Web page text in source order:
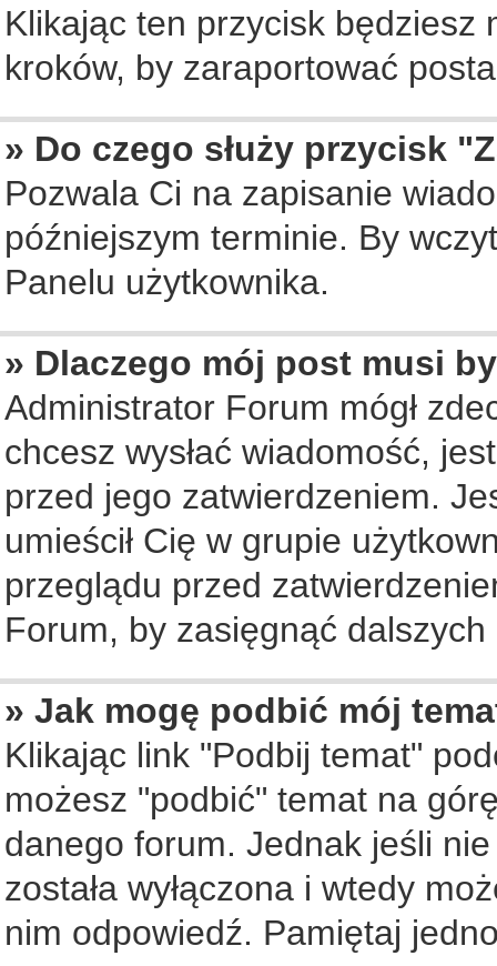
Klikając ten przycisk będziesz
kroków, by zaraportować
» Do czego służy przycisk
Pozwala Ci na zapisanie
późniejszym terminie. By
Panelu użytkownika.
» Dlaczego mój post musi
Administrator Forum mógł
chcesz wysłać wiadomość,
przed jego zatwierdzeniem.
umieścił Cię w grupie
przeglądu przed
Forum, by zasięgnąć
» Jak mogę podbić mój
Klikając link "Podbij temat"
możesz "podbić" temat na
danego forum. Jednak jeśli
została wyłączona i wtedy
nim odpowiedź. Pamiętaj